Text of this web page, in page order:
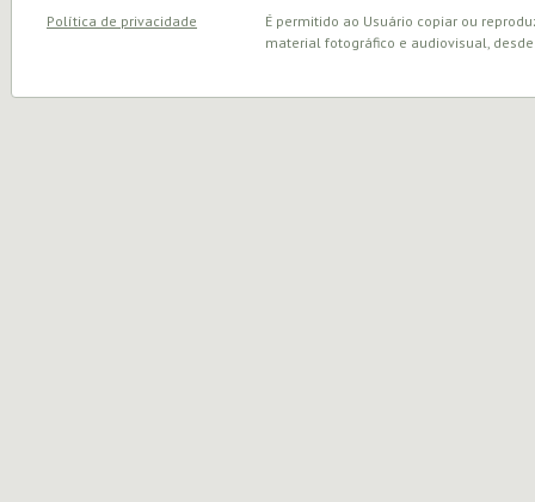
Política de privacidade
É permitido ao Usuário copiar ou
material fotográfico e audiovisual,